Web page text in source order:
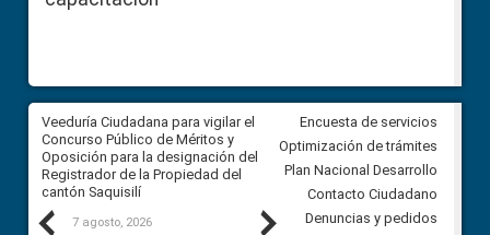
Previous
Veeduría Ciudadana para vigilar el
Concurso Público de Méritos y
Oposición para la designación del
Registrador de la Propiedad del
cantón Saquisilí
7 agosto, 2026
Veeduría Ciudadana para
construcción del asfaltado de
Ballenita del cantón Santa
7 agosto, 2026
Next
Encuesta de servicios
Optimización de trámites
Plan Nacional Desarrollo
Contacto Ciudadano
Denuncias y pedidos